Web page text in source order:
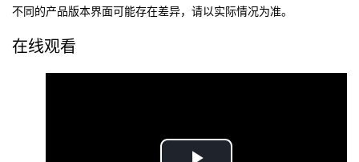
不同的产品版本界面可能存在差异，请以实际情况为准。
在线观看